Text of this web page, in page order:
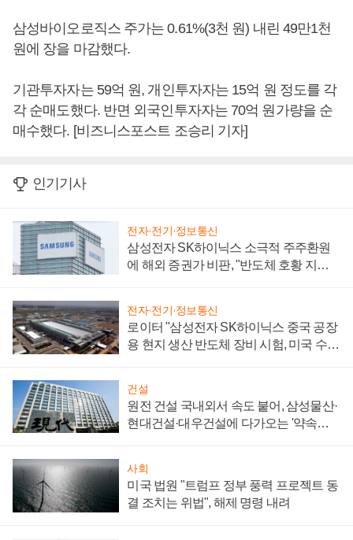
삼성바이오로직스 주가는 0.61%(3천 원) 내린 49만1천
원에 장을 마감했다.
기관투자자는 59억 원, 개인투자자는 15억 원 정도를 각
각 순매도했다. 반면 외국인투자자는 70억 원가량을 순
매수했다. [비즈니스포스트 조승리 기자]
인기기사
전자·전기·정보통신
삼성전자 SK하이닉스 소극적 주주환원
에 해외 증권가 비판, "반도체 호황 지속
전자·전기·정보통신
로이터 "삼성전자 SK하이닉스 중국 공장
용 현지 생산 반도체 장비 시험, 미국 수출
건설
원전 건설 국내외서 속도 붙어, 삼성물산·
현대건설·대우건설에 다가오는 '약속의
사회
미국 법원 "트럼프 정부 풍력 프로젝트 동
결 조치는 위법", 해제 명령 내려